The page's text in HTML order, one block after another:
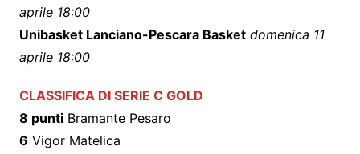
aprile 18:00
Unibasket Lanciano-Pescara Basket domenica 11
aprile 18:00
CLASSIFICA DI SERIE C GOLD
8 puntiBramante Pesaro
6 Vigor Matelica